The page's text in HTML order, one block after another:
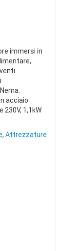
immersi in
acciaio
230V, 1,1kW
, Attrezzature